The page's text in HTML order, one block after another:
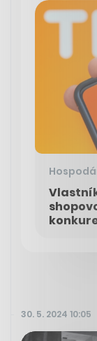
30. 5. 2024 10:05